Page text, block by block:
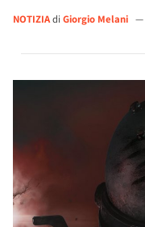
NOTIZIAdi Giorgio Melani —